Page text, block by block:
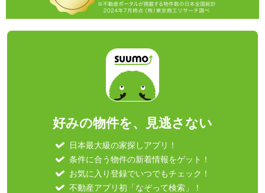
好みの物件を、見逃さない
日本最大級の家探しアプリ！
条件に合う物件の新着情報をゲット！
お気に入り登録でいつでもチェック！
不動産アプリ初「なぞって検索」！